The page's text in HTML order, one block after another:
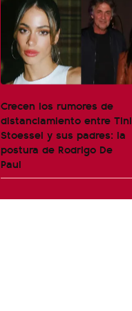
Crecen los rumores de
distanciamiento entre Tini
Stoessel y sus padres: la
postura de Rodrigo De
Paul